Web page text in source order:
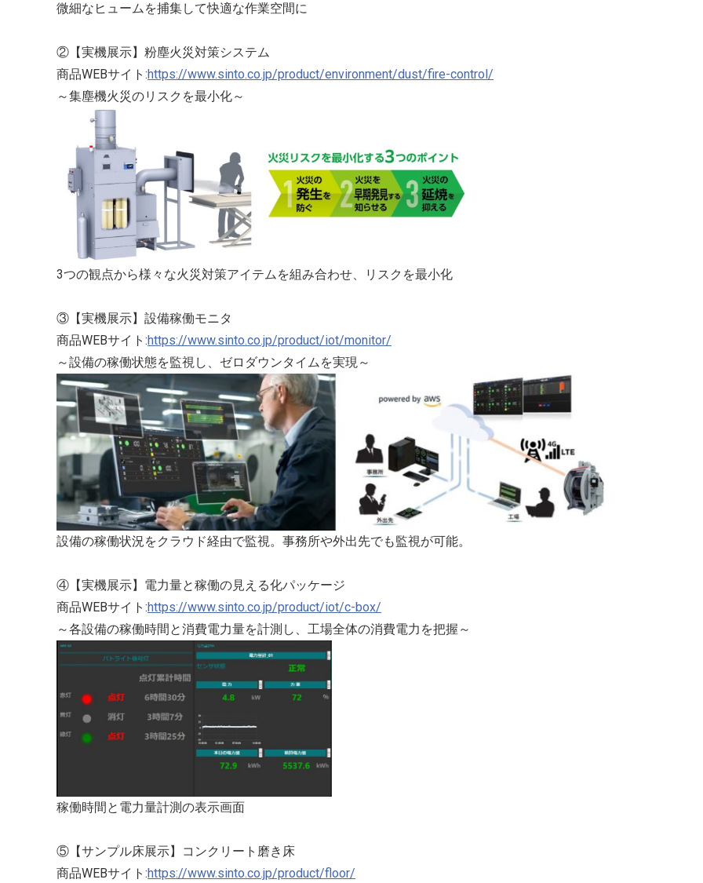
微細なヒュームを捕集して快適な作業空間に
②【実機展示】粉塵火災対策システム
商品WEBサイト:https://www.sinto.co.jp/product/environment/dust/fire-control/
～集塵機火災のリスクを最小化～
3つの観点から様々な火災対策アイテムを組み合わせ、リスクを最小化
③【実機展示】設備稼働モニタ
商品WEBサイト:https://www.sinto.co.jp/product/iot/monitor/
～設備の稼働状態を監視し、ゼロダウンタイムを実現～
設備の稼働状況をクラウド経由で監視。事務所や外出先でも監視が可能。
④【実機展示】電力量と稼働の見える化パッケージ
商品WEBサイト:https://www.sinto.co.jp/product/iot/c-box/
～各設備の稼働時間と消費電力量を計測し、工場全体の消費電力を把握～
稼働時間と電力量計測の表示画面
⑤【サンプル床展示】コンクリート磨き床
商品WEBサイト:​https://www.sinto.co.jp/product/floor/